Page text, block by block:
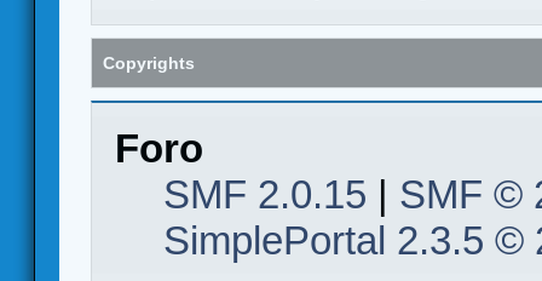
Copyrights
Foro
SMF 2.0.15 | SMF ©
SimplePortal 2.3.5 ©